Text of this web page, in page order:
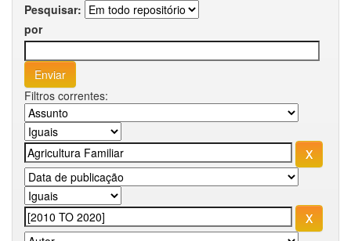
Pesquisar:
por
Filtros correntes: